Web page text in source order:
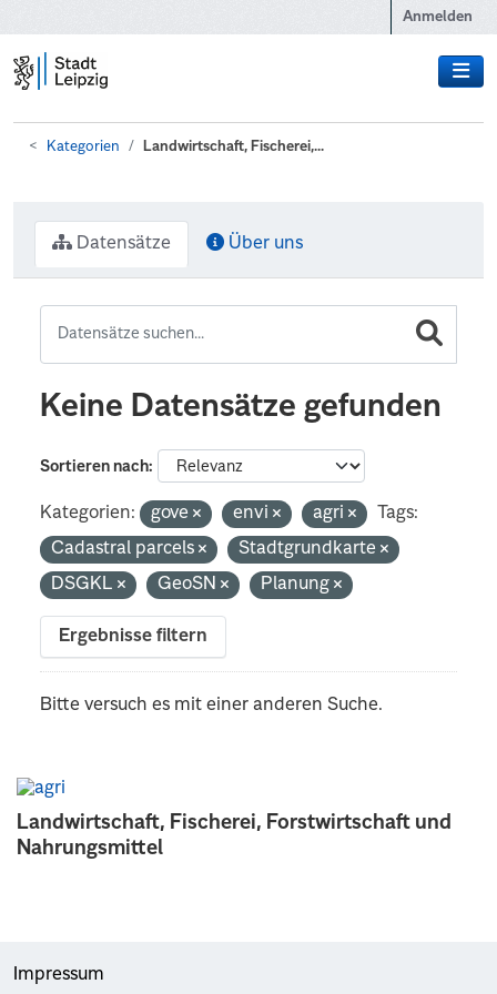
Anmelden
Kategorien Landwirtschaft, Fischerei,...
Landwirtschaft, Fischerei, Forstwirtschaft und
Nahrungsmittel
Datensätze Über uns
Keine Datensätze gefunden
Sortieren nach
Kategorien: gove envi agri
Tags:
Cadastral parcels
Stadtgrundkarte
DSGKL
GeoSN Planung
Ergebnisse filtern
Bitte versuch es mit einer anderen Suche.
Impressum